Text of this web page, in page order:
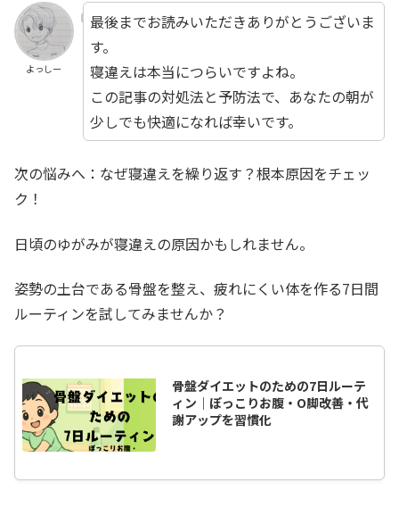
よっしー
最後までお読みいただきありがとうございま
す。
寝違えは本当につらいですよね。
この記事の対処法と予防法で、あなたの朝が
少しでも快適になれば幸いです。
次の悩みへ：なぜ寝違えを繰り返す？根本原因をチェッ
ク！
日頃のゆがみが寝違えの原因かもしれません。
姿勢の土台である骨盤を整え、疲れにくい体を作る7日間
ルーティンを試してみませんか？
骨盤ダイエットのための7日ルーテ
ィン｜ぽっこりお腹・O脚改善・代
謝アップを習慣化